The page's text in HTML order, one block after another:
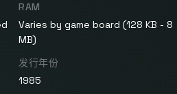
RAM
Varies by game board (128 KB - 8
MB)
发行年份
1985